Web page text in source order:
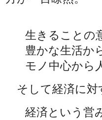
生きることの
豊かな生活か
モノ中心から
そして経済に対
経済という営